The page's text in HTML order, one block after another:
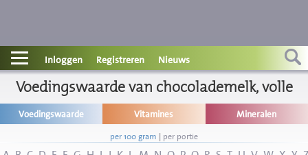
Contact
Informatie
Disclaimer
Inloggen Registreren Nieuws
Voedingswaarde van chocolademelk, volle
Voedingswaarde Vitamines Mineralen
per 100 gram | per portie